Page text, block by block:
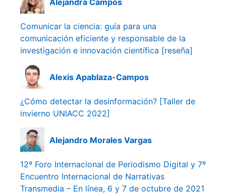
Comunicar la ciencia: guía para una
comunicación eficiente y responsable de la
investigación e innovación científica [reseña]
Alexis Apablaza-Campos
¿Cómo detectar la desinformación? [Taller de
invierno UNIACC 2022]
Alejandro Morales Vargas
12º Foro Internacional de Periodismo Digital y 7º
Encuentro Internacional de Narrativas
Transmedia – En línea, 6 y 7 de octubre de 2021